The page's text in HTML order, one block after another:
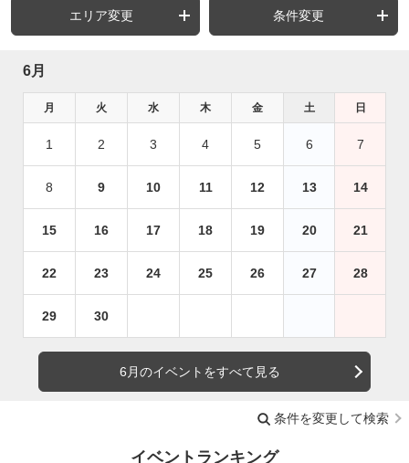
エリア変更 条件変更
6月
月 火 水 木 金 土 日
1 2 3 4 5 6 7
8 9 10 11 12 13 14
15 16 17 18 19 20 21
22 23 24 25 26 27 28
29 30
6月のイベントをすべて見る
条件を変更して検索
イベントランキング